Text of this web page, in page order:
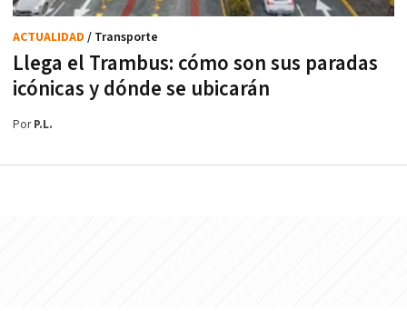
Llega el Trambus: cómo son sus paradas
icónicas y dónde se ubicarán
ACTUALIDAD / Transporte
PorP.L.